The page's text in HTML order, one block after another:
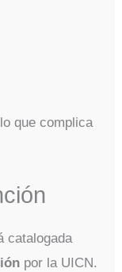
que complica
catalogada
por la UICN.